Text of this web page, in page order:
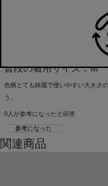
普段の着用サイズ：M
色柄とても綺麗で使いやすい大きさ
う。
0人が参考になったと回答
参考になった
関連商品